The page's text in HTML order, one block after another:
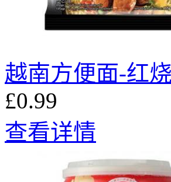
越南方便面-红
£0.99
查看详情